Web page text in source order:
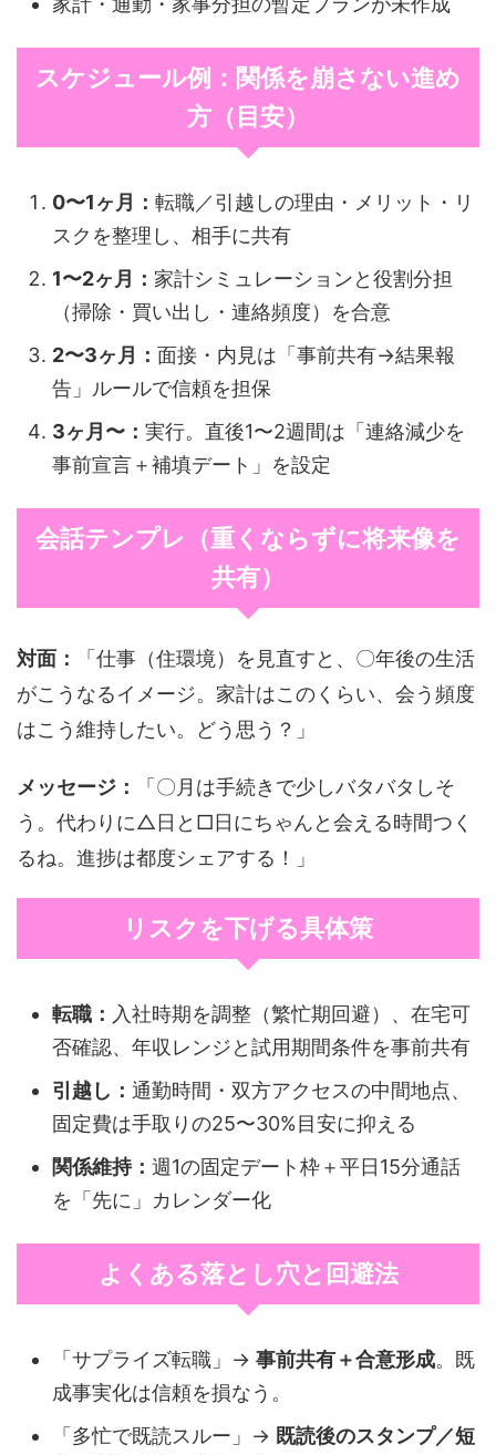
スケジュール例：関係を崩さない進め
方（目安）
0〜1ヶ月： 転職／引越しの理由・メリット・リ
スクを整理し、相手に共有
1〜2ヶ月： 家計シミュレーションと役割分担
（掃除・買い出し・連絡頻度）を合意
2〜3ヶ月： 面接・内見は「事前共有→結果報
告」ルールで信頼を担保
3ヶ月〜： 実行。直後1〜2週間は「連絡減少を
事前宣言＋補填デート」を設定
会話テンプレ（重くならずに将来像を
共有）
対面：
「仕事（住環境）を見直すと、〇年後の生活
がこうなるイメージ。家計はこのくらい、会う頻度
はこう維持したい。どう思う？」
メッセージ：
「〇月は手続きで少しバタバタしそ
う。代わりに△日と□日にちゃんと会える時間つく
るね。進捗は都度シェアする！」
リスクを下げる具体策
転職： 入社時期を調整（繁忙期回避）、在宅可
否確認、年収レンジと試用期間条件を事前共有
引越し： 通勤時間・双方アクセスの中間地点、
固定費は手取りの25〜30%目安に抑える
関係維持： 週1の固定デート枠＋平日15分通話
を「先に」カレンダー化
よくある落とし穴と回避法
「サプライズ転職」→ 事前共有＋合意形成。既
成事実化は信頼を損なう。
「多忙で既読スルー」→ 既読後のスタンプ／短